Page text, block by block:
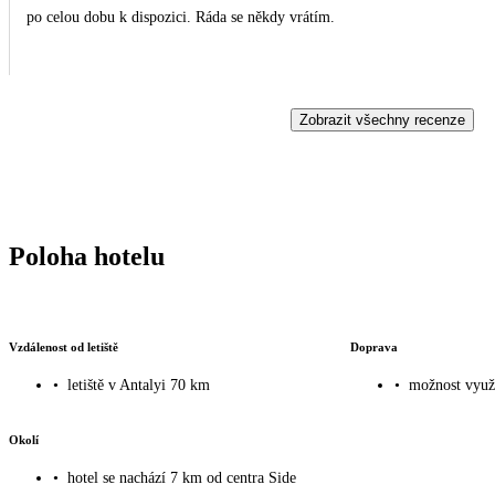
po celou dobu k dispozici. Ráda se někdy vrátím.
Zobrazit všechny recenze
Poloha hotelu
Vzdálenost od letiště
• letiště v Antalyi 70 km
Doprava
• možnost
Okolí
• hotel se nachází 7 km od centra Side